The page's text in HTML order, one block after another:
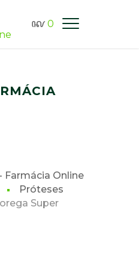
0
LISBOA
Farmácia Online
Próteses
Super